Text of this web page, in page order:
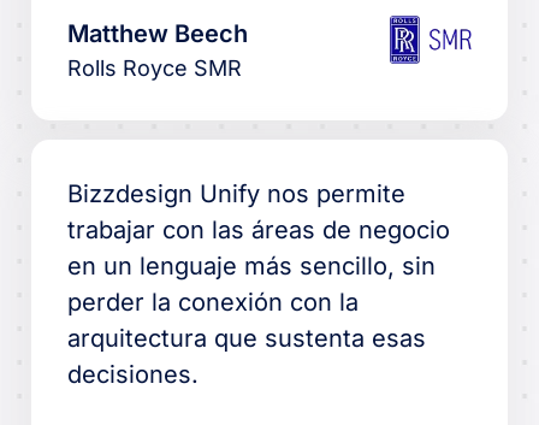
Matthew Beech
Rolls Royce SMR
Bizzdesign Unify nos permite
trabajar con las áreas de negocio
en un lenguaje más sencillo, sin
perder la conexión con la
arquitectura que sustenta esas
decisiones.